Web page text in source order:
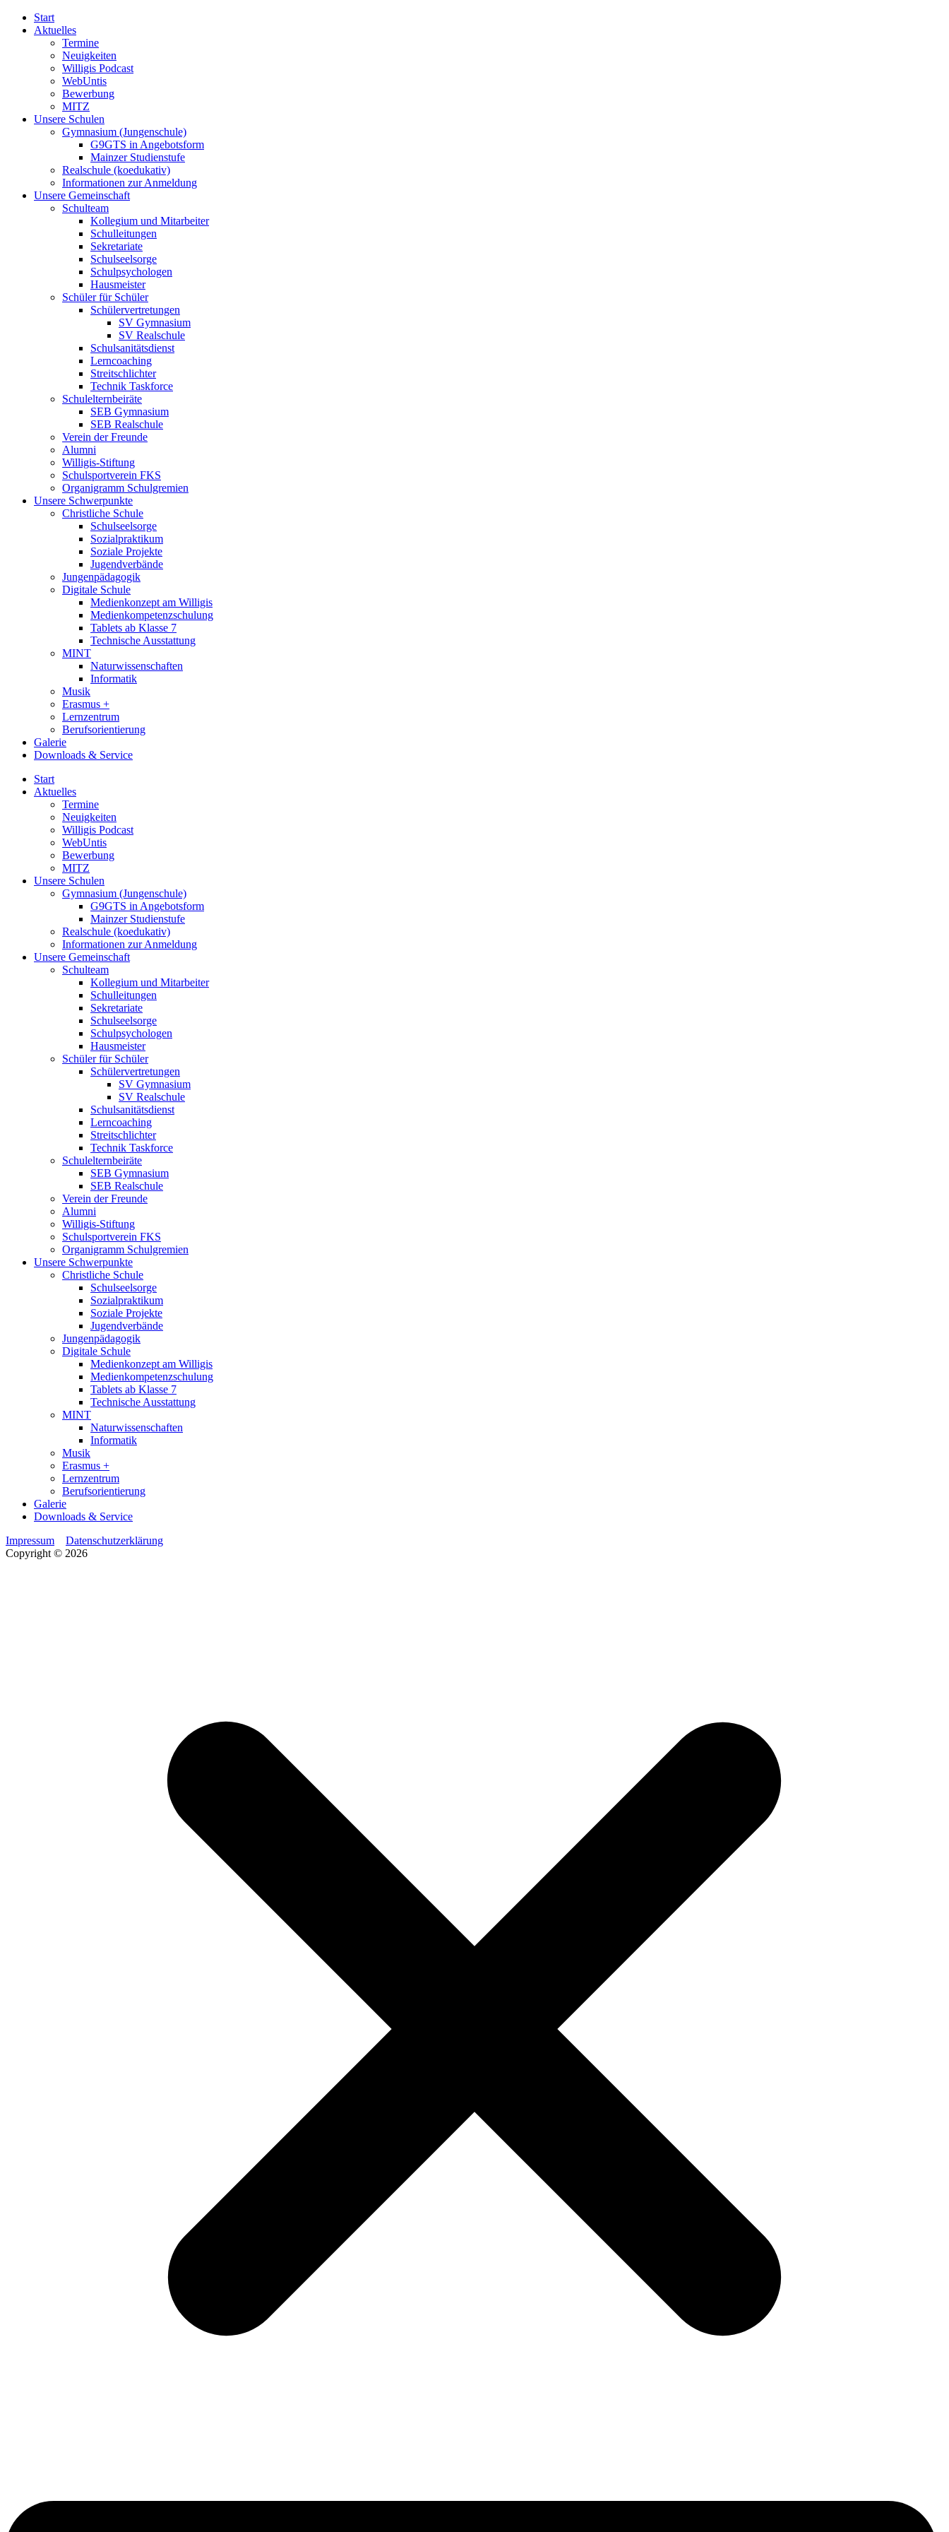
Start
Aktuelles
Termine
Neuigkeiten
Willigis Podcast
WebUntis
Bewerbung
MITZ
Unsere Schulen
Gymnasium (Jungenschule)
G9GTS in Angebotsform
Mainzer Studienstufe
Realschule (koedukativ)
Informationen zur Anmeldung
Unsere Gemeinschaft
Schulteam
Kollegium und Mitarbeiter
Schulleitungen
Sekretariate
Schulseelsorge
Schulpsychologen
Hausmeister
Schüler für Schüler
Schülervertretungen
SV Gymnasium
SV Realschule
Schulsanitätsdienst
Lerncoaching
Streitschlichter
Technik Taskforce
Schulelternbeiräte
SEB Gymnasium
SEB Realschule
Verein der Freunde
Alumni
Willigis-Stiftung
Schulsportverein FKS
Organigramm Schulgremien
Unsere Schwerpunkte
Christliche Schule
Schulseelsorge
Sozialpraktikum
Soziale Projekte
Jugendverbände
Jungenpädagogik
Digitale Schule
Medienkonzept am Willigis
Medienkompetenzschulung
Tablets ab Klasse 7
Technische Ausstattung
MINT
Naturwissenschaften
Informatik
Musik
Erasmus +
Lernzentrum
Berufsorientierung
Galerie
Downloads & Service
Start
Aktuelles
Termine
Neuigkeiten
Willigis Podcast
WebUntis
Bewerbung
MITZ
Unsere Schulen
Gymnasium (Jungenschule)
G9GTS in Angebotsform
Mainzer Studienstufe
Realschule (koedukativ)
Informationen zur Anmeldung
Unsere Gemeinschaft
Schulteam
Kollegium und Mitarbeiter
Schulleitungen
Sekretariate
Schulseelsorge
Schulpsychologen
Hausmeister
Schüler für Schüler
Schülervertretungen
SV Gymnasium
SV Realschule
Schulsanitätsdienst
Lerncoaching
Streitschlichter
Technik Taskforce
Schulelternbeiräte
SEB Gymnasium
SEB Realschule
Verein der Freunde
Alumni
Willigis-Stiftung
Schulsportverein FKS
Organigramm Schulgremien
Unsere Schwerpunkte
Christliche Schule
Schulseelsorge
Sozialpraktikum
Soziale Projekte
Jugendverbände
Jungenpädagogik
Digitale Schule
Medienkonzept am Willigis
Medienkompetenzschulung
Tablets ab Klasse 7
Technische Ausstattung
MINT
Naturwissenschaften
Informatik
Musik
Erasmus +
Lernzentrum
Berufsorientierung
Galerie
Downloads & Service
Impressum
Datenschutzerklärung
Copyright © 2026